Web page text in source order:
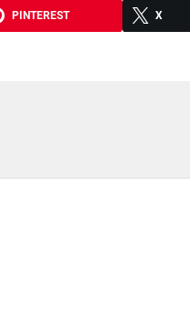
PINTEREST X